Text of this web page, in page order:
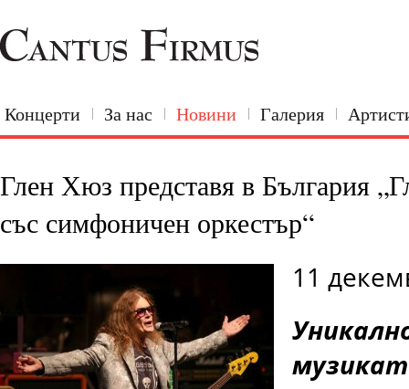
Концерти За нас Новини Галерия
Глен Хюз представя в България
със симфоничен оркестър“
11